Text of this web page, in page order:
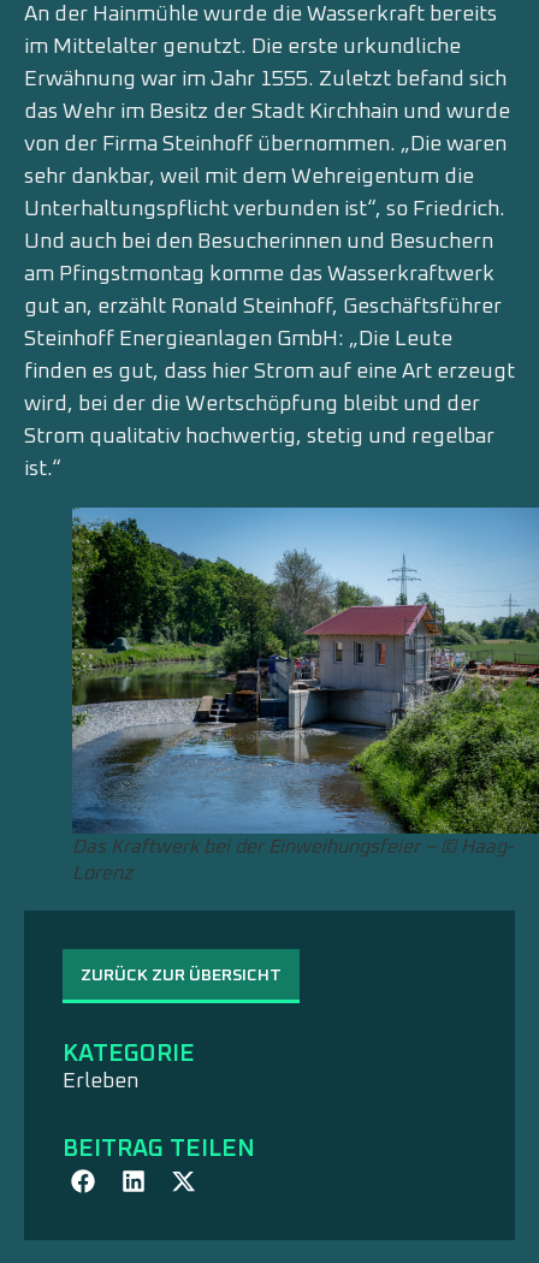
ZURÜCK ZUR ÜBERSICHT
KATEGORIE
Erleben
BEITRAG TEILEN
An der Hainmühle wurde die Wasserkraft bereits
im Mittelalter genutzt. Die erste urkundliche
Erwähnung war im Jahr 1555. Zuletzt befand sich
das Wehr im Besitz der Stadt Kirchhain und wurde
von der Firma Steinhoff übernommen. „Die waren
sehr dankbar, weil mit dem Wehreigentum die
Unterhaltungspflicht verbunden ist“, so Friedrich.
Und auch bei den Besucherinnen und Besuchern
am Pfingstmontag komme das Wasserkraftwerk
gut an, erzählt Ronald Steinhoff, Geschäftsführer
Steinhoff Energieanlagen GmbH: „Die Leute
finden es gut, dass hier Strom auf eine Art erzeugt
wird, bei der die Wertschöpfung bleibt und der
Strom qualitativ hochwertig, stetig und regelbar
ist.“
Das Kraftwerk bei der Einweihungsfeier – © Haag-
Lorenz